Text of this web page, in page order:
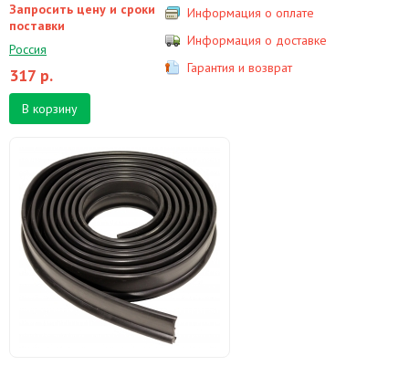
Запросить цену и сроки
поставки
Россия
317 р.
В корзину
Информация о оплате
Информация о доставке
Гарантия и возврат